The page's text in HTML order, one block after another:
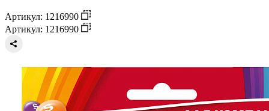
Артикул: 1216990
Артикул: 1216990